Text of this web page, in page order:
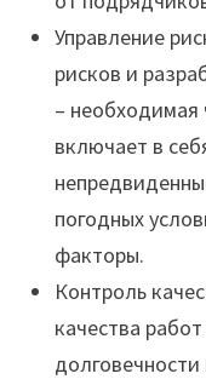
Управление
рисков и
– необходимая
включает в
погодных
факторы.
Контроль
качества